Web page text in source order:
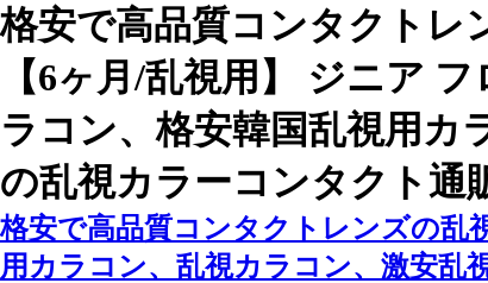
格安で高品質コンタクトレ
【6ヶ月/乱視用】 ジニア
ラコン、格安韓国乱視用カ
の乱視カラーコンタクト通
格安で高品質コンタクトレンズの乱
用カラコン、乱視カラコン、激安乱